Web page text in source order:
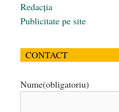
Redacția
Publicitate pe site
CONTACT
Nume(obligatoriu)